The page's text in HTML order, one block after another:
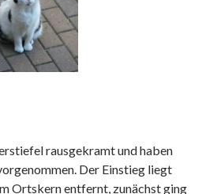
rausgekramt und haben
Der Einstieg liegt
Ortskern entfernt, zunächst ging